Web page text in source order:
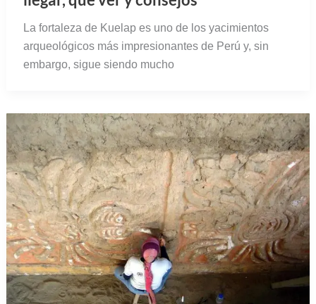
La fortaleza de Kuelap es uno de los yacimientos
arqueológicos más impresionantes de Perú y, sin
embargo, sigue siendo mucho